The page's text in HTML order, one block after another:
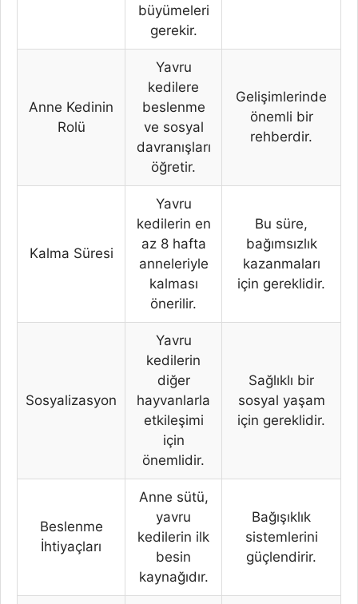
büyümeleri
gerekir.
Anne Kedinin
Rolü
Yavru
kedilere
beslenme
ve sosyal
davranışları
öğretir.
Gelişimlerinde
önemli bir
rehberdir.
Kalma Süresi
Yavru
kedilerin en
az 8 hafta
anneleriyle
kalması
önerilir.
Bu süre,
bağımsızlık
kazanmaları
için gereklidir.
Sosyalizasyon
Yavru
kedilerin
diğer
hayvanlarla
etkileşimi
için
önemlidir.
Sağlıklı bir
sosyal yaşam
için gereklidir.
Beslenme
İhtiyaçları
Anne sütü,
yavru
kedilerin ilk
besin
kaynağıdır.
Bağışıklık
sistemlerini
güçlendirir.